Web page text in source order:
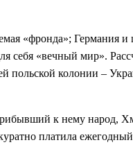
«фронда»; Германия и
себя «вечный мир».
польской колонии –
к нему народ,
платила